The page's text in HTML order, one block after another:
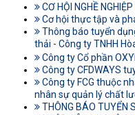
CƠ HỘI NGHỀ
Cơ hội thực tập và
Thông báo tuyển
thải - Công ty TNHH
Công ty Cổ phần
Công ty CFDWAYS
Công ty FCG thuộc
nhân sự quản lý chất
THÔNG BÁO TUYỂN